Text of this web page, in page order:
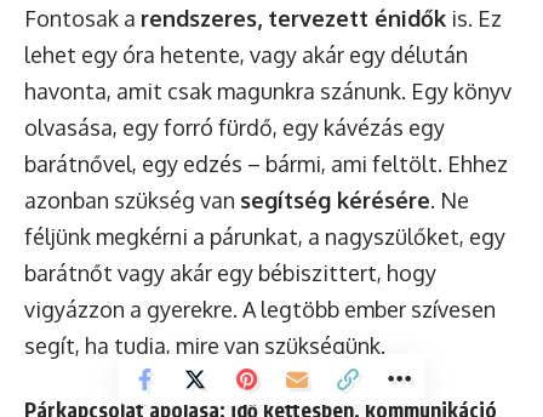
Fontosak a rendszeres, tervezett énidők is. Ez
lehet egy óra hetente, vagy akár egy délután
havonta, amit csak magunkra szánunk. Egy könyv
olvasása, egy forró fürdő, egy kávézás egy
barátnővel, egy edzés – bármi, ami feltölt. Ehhez
azonban szükség van segítség kérésére. Ne
féljünk megkérni a párunkat, a nagyszülőket, egy
barátnőt vagy akár egy bébiszittert, hogy
vigyázzon a gyerekre. A legtöbb ember szívesen
segít, ha tudja, mire van szükségünk.
Párkapcsolat ápolása: idő kettesben, kommunikáció